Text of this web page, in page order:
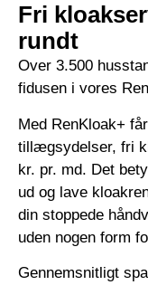
Fri
rundt
Over 3.500
fidusen i vores
Med RenKloak+
tillægsydelser, fri
kr. pr. md. Det
ud og lave
din stoppede
uden nogen form
Gennemsnitligt